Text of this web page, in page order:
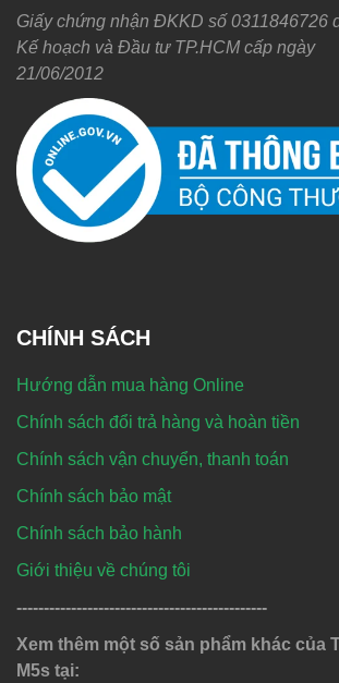
Giấy chứng nhận ĐKKD số 0311846726
Kế hoạch và Đầu tư TP.HCM cấp ngày
21/06/2012
CHÍNH SÁCH
Hướng dẫn mua hàng Online
Chính sách đổi trả hàng và hoàn tiền
Chính sách vận chuyển, thanh toán
Chính sách bảo mật
Chính sách bảo hành
Giới thiệu về chúng tôi
----------------------------------------------
Xem thêm một số sản phẩm khác của
M5s tại: